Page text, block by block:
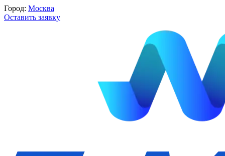
Город: Москва
Оставить заявку